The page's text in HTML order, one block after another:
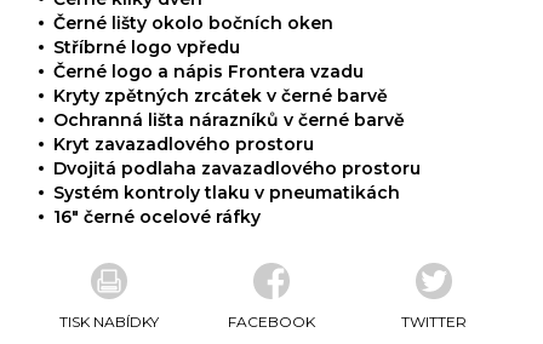
Černé lišty okolo bočních oken
Stříbrné logo vpředu
Černé logo a nápis Frontera vzadu
Kryty zpětných zrcátek v černé barvě
Ochranná lišta nárazníků v černé barvě
Kryt zavazadlového prostoru
Dvojitá podlaha zavazadlového prostoru
Systém kontroly tlaku v pneumatikách
16" černé ocelové ráfky
TISK NABÍDKY FACEBOOK TWITTER